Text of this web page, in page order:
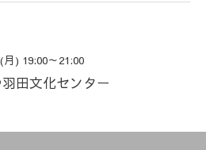
) 19:00～21:00
田文化センター